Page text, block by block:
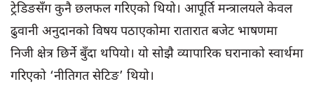
ट्रेडिङसँग कुनै छलफल गरिएको थियो। आपूर्ति मन्त्रालयले केवल
ढुवानी अनुदानको विषय पठाएकोमा रातारात बजेट भाषणमा
निजी क्षेत्र छिर्ने बुँदा थपियो। यो सोझै व्यापारिक घरानाको स्वार्थमा
गरिएको ‘नीतिगत सेटिङ’ थियो।